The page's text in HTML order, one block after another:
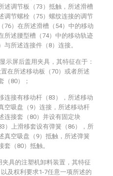
述调节板（73）抵触，所述滑槽
调节螺栓（75）螺纹连接的调节
76）在所述滑槽（54）中的移动
所述腰型槽（74）中的移动轨迹
所述连接件（8）连接。
示屏后盖用夹具，其特征在于：
在所述移动板（70）或者所述
（80）；
连接有移动杆（83），所述移动
空吸盘（9）连接，所述移动杆
连接套（80）并设有固定块
）上滑移套设有弹簧（86），所
真空吸盘（9）抵触，所述弹簧
套（80）抵触。
夹具的注塑机卸料装置，其特征
及权利要求1-7任意一项所述的